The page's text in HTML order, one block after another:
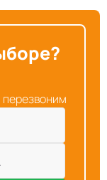
перезвоним